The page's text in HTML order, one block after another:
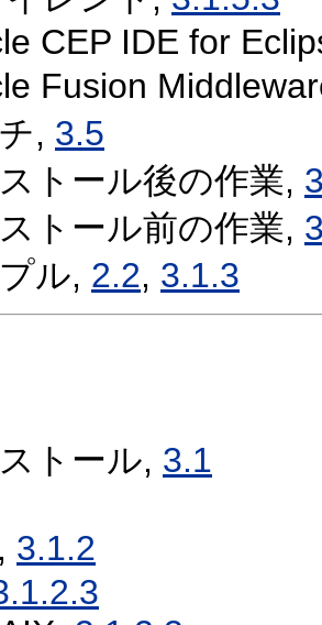
CEP IDE for
Fusion
, 3.5
トール後の作業,
トール前の作業,
ル, 2.2, 3.1.3
トール, 3.1
3.1.2